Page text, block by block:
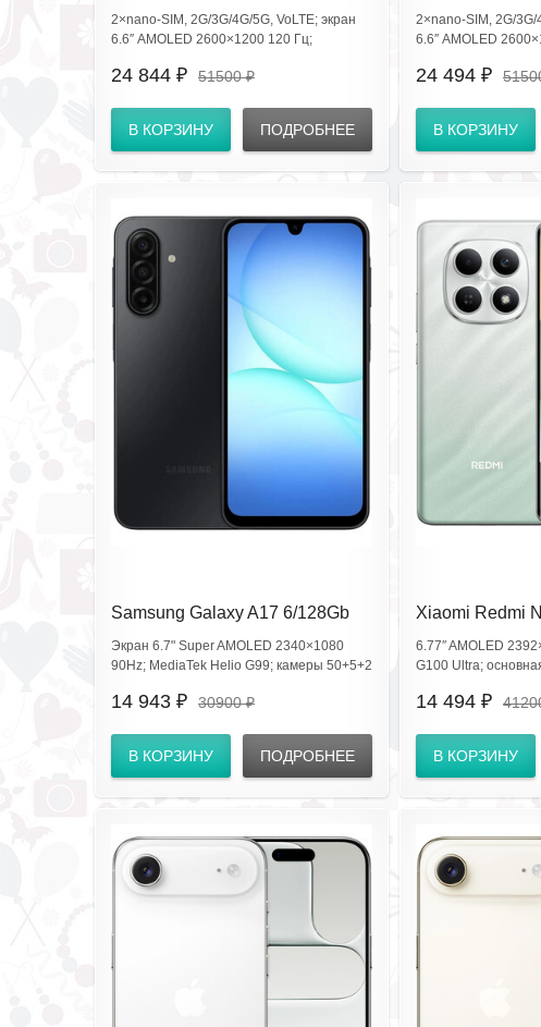
Velvet Black LNA-NX1 (EAC)
2×nano‑SIM, 2G/3G/4G/5G, VoLTE; экран
6.6″ AMOLED 2600×1200 120 Гц;
Мп; 6520 мА·ч, SuperCharge 45W; Wi‑Fi
24 844 ₽ 51500 ₽
В КОРЗИНУ ПОДРОБНЕЕ
Desert Gold
2×nano‑SIM, 2G/3G/
6.6″ AMOLED
Мп; 6520 мА·ч,
24 494 ₽
В КОРЗИНУ
Samsung Galaxy A17 6/128Gb
Black SM-A175FZKCCAU
Экран 6.7" Super AMOLED 2340×1080
90Hz; MediaTek Helio G99; камеры 50+5+2
NFC; аккумулятор 5000 мА·ч; IP54; Gorilla
14 943 ₽ 30900 ₽
В КОРЗИНУ ПОДРОБНЕЕ
Xiaomi Redmi
Forest Green
2510DRA23E
6.77″ AMOLED
G100 Ultra;
4G/VoLTE; Wi‑Fi ac,
14 494 ₽
В КОРЗИНУ